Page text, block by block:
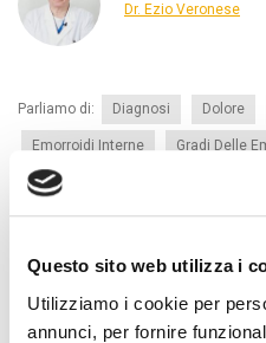
Questo sito web utilizza i
Utilizziamo i cookie per
annunci, per fornire
Dr. Ezio Veronese
Parliamo di: Diagnosi Dolore
Emorroidi Interne Gradi Delle
Patologia Emorroidaria
Trattamenti